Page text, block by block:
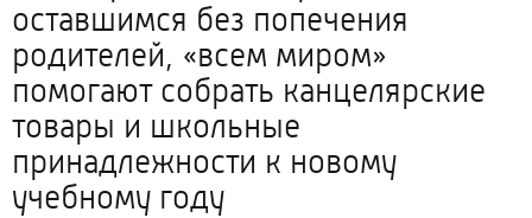
оставшимся без попечения
родителей, «всем миром»
помогают собрать канцелярские
товары и школьные
принадлежности к новому
учебному году